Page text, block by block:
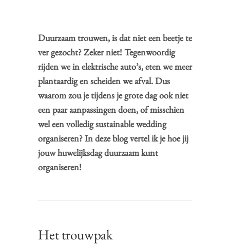
Duurzaam trouwen, is dat niet een beetje te
ver gezocht? Zeker niet! Tegenwoordig
rijden we in elektrische auto’s, eten we meer
plantaardig en scheiden we afval. Dus
waarom zou je tijdens je grote dag ook niet
een paar aanpassingen doen, of misschien
wel een volledig sustainable wedding
organiseren? In deze blog vertel ik je hoe jij
jouw huwelijksdag duurzaam kunt
organiseren!
Het trouwpak